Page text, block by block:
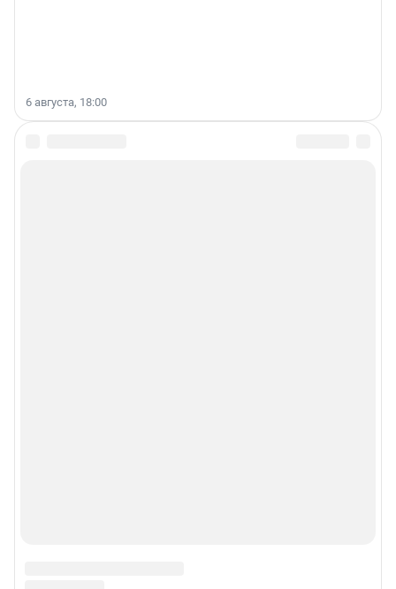
6 августа, 18:00